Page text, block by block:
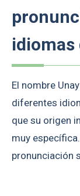
idiomas
El nombre
diferentes
que su origen
muy
pronunciación